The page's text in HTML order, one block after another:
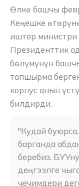
Өлкө башчы
Кеңешке
иштер
Президенттик
бөлүмүнүн
тапшырма
корпус анын
билдирди.
"Кудай
барганда
беребиз.
деңгээлге
чечимдери